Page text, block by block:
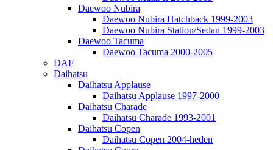
Daewoo Nubira
Daewoo Nubira Hatchback 1999-2003
Daewoo Nubira Station/Sedan 1999-2003
Daewoo Tacuma
Daewoo Tacuma 2000-2005
DAF
Daihatsu
Daihatsu Applause
Daihatsu Applause 1997-2000
Daihatsu Charade
Daihatsu Charade 1993-2001
Daihatsu Copen
Daihatsu Copen 2004-heden